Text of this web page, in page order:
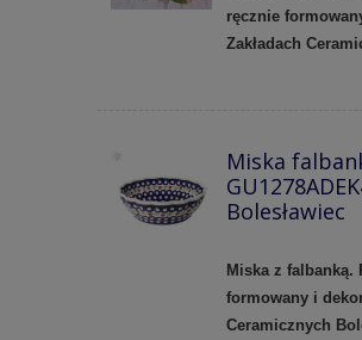
ręcznie
Zakładach
Miska
Bolesławiec
Miska z falbanką.
formowany i
Ceramicznych